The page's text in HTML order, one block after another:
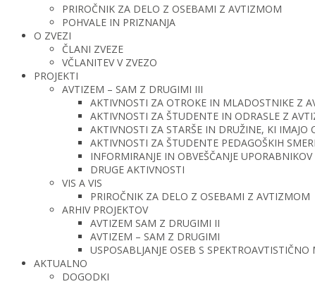
PRIROČNIK ZA DELO Z OSEBAMI Z AVTIZMOM
POHVALE IN PRIZNANJA
O ZVEZI
ČLANI ZVEZE
VČLANITEV V ZVEZO
PROJEKTI
AVTIZEM – SAM Z DRUGIMI III
AKTIVNOSTI ZA OTROKE IN MLADOSTNIKE Z
AKTIVNOSTI ZA ŠTUDENTE IN ODRASLE Z
AKTIVNOSTI ZA STARŠE IN DRUŽINE, KI IMAJO
AKTIVNOSTI ZA ŠTUDENTE PEDAGOŠKIH
INFORMIRANJE IN OBVEŠČANJE
DRUGE AKTIVNOSTI
VIS A VIS
PRIROČNIK ZA DELO Z OSEBAMI Z AVTIZMOM
ARHIV PROJEKTOV
AVTIZEM SAM Z DRUGIMI II
AVTIZEM – SAM Z DRUGIMI
USPOSABLJANJE OSEB S SPEKTROAVTISTIČNO
AKTUALNO
DOGODKI